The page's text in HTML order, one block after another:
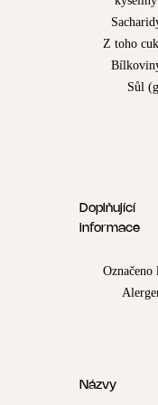
Z toho
Sůl
Doplňující
informace
Označeno
Názvy